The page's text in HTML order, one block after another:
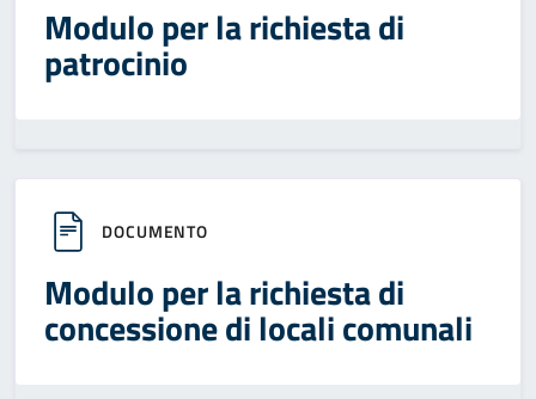
Modulo per la richiesta di
patrocinio
DOCUMENTO
Modulo per la richiesta di
concessione di locali comunali